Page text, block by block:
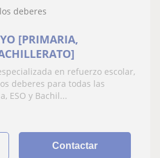
deberes
[PRIMARIA,
en refuerzo escolar,
deberes para todas las
ESO y Bachil...
Contactar